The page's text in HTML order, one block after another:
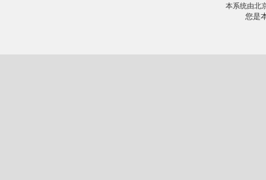
本系统由北
您是